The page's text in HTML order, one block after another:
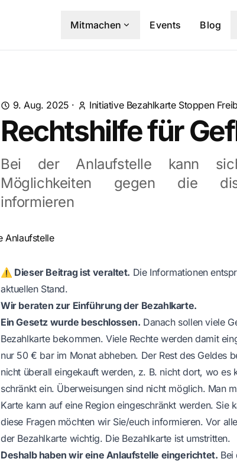
Mitmachen Events Blog
9. Aug. 2025 · Initiative Bezahlkarte Stoppen
Rechtshilfe für
Bei der Anlaufstelle kann
Möglichkeiten gegen die
informieren
⚠️ Dieser Beitrag ist veraltet. Die Informationen
aktuellen Stand.
Wir beraten zur Einführung der Bezahlkarte.
Ein Gesetz wurde beschlossen. Danach sollen viele
Bezahlkarte bekommen. Viele Rechte werden damit
nur 50 € bar im Monat abheben. Der Rest des Geldes
nicht überall eingekauft werden, z. B. nicht dort, wo es
schränkt ein. Überweisungen sind nicht möglich. Man
Karte kann auf eine Region eingeschränkt werden. Sie
diese Fragen möchten wir Sie/euch informieren. Vor
der Bezahlkarte wichtig. Die Bezahlkarte ist umstritten.
Deshalb haben wir eine Anlaufstelle eingerichtet. Bei